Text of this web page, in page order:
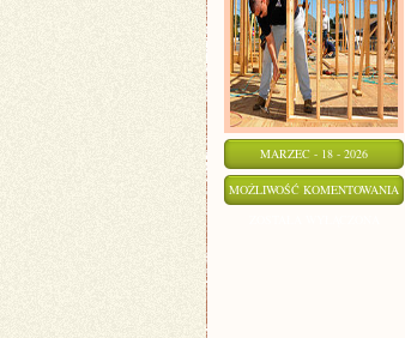
MARZEC - 18 - 2026
MOŻLIWOŚĆ KOMENTOWANIA